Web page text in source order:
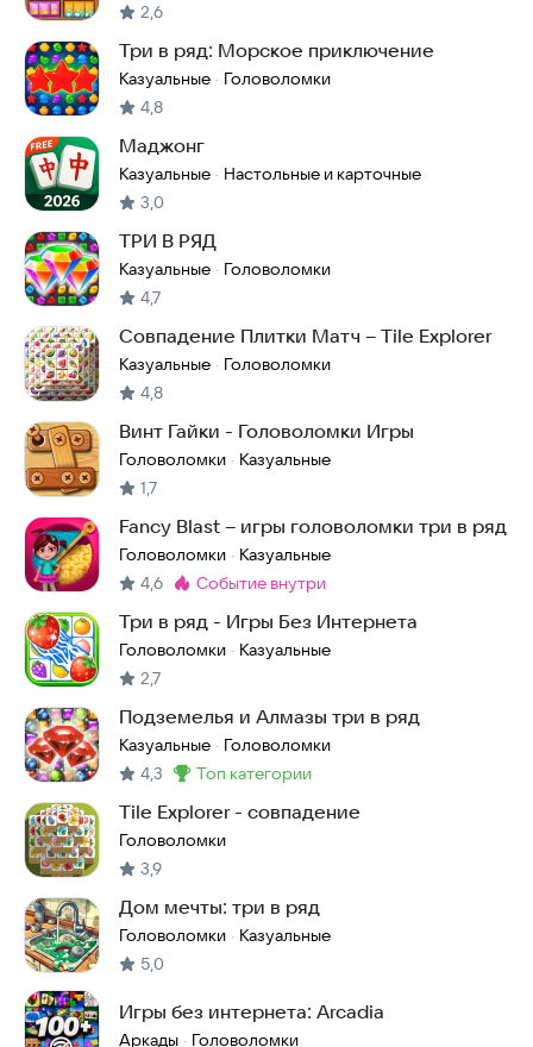
2,6
Три в ряд: Морское приключение
Казуальные · Головоломки
4,8
Маджонг
Казуальные · Настольные и карточные
3,0
ТРИ В РЯД
Казуальные · Головоломки
4,7
Совпадение Плитки Матч – Tile Explorer
Казуальные · Головоломки
4,8
Винт Гайки - Головоломки Игры
Головоломки · Казуальные
1,7
Fancy Blast – игры головоломки три в ряд
Головоломки · Казуальные
4,6 Метка:
событие внутри
Три в ряд - Игры Без Интернета
Головоломки · Казуальные
2,7
Подземелья и Алмазы три в ряд
Казуальные · Головоломки
4,3
Метка:
топ категории
Tile Explorer - совпадение
Головоломки
3,9
Дом мечты: три в ряд
Головоломки · Казуальные
5,0
Игры без интернета: Arcadia
Аркады · Головоломки